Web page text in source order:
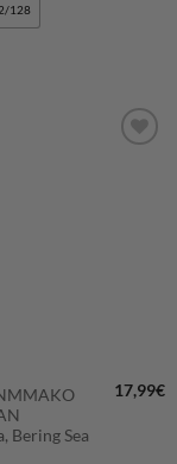
128
Bering Sea
17,99€